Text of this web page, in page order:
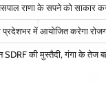
राणा के सपने को साकार
प्रदेशभर में आयोजित करेगा
SDRF की मुस्तैदी, गंगा के तेज